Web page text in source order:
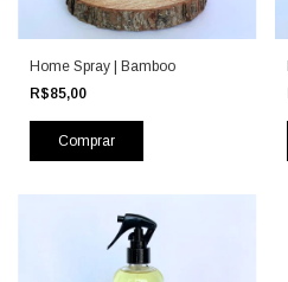
Home Spray | Bamboo
R$85,00